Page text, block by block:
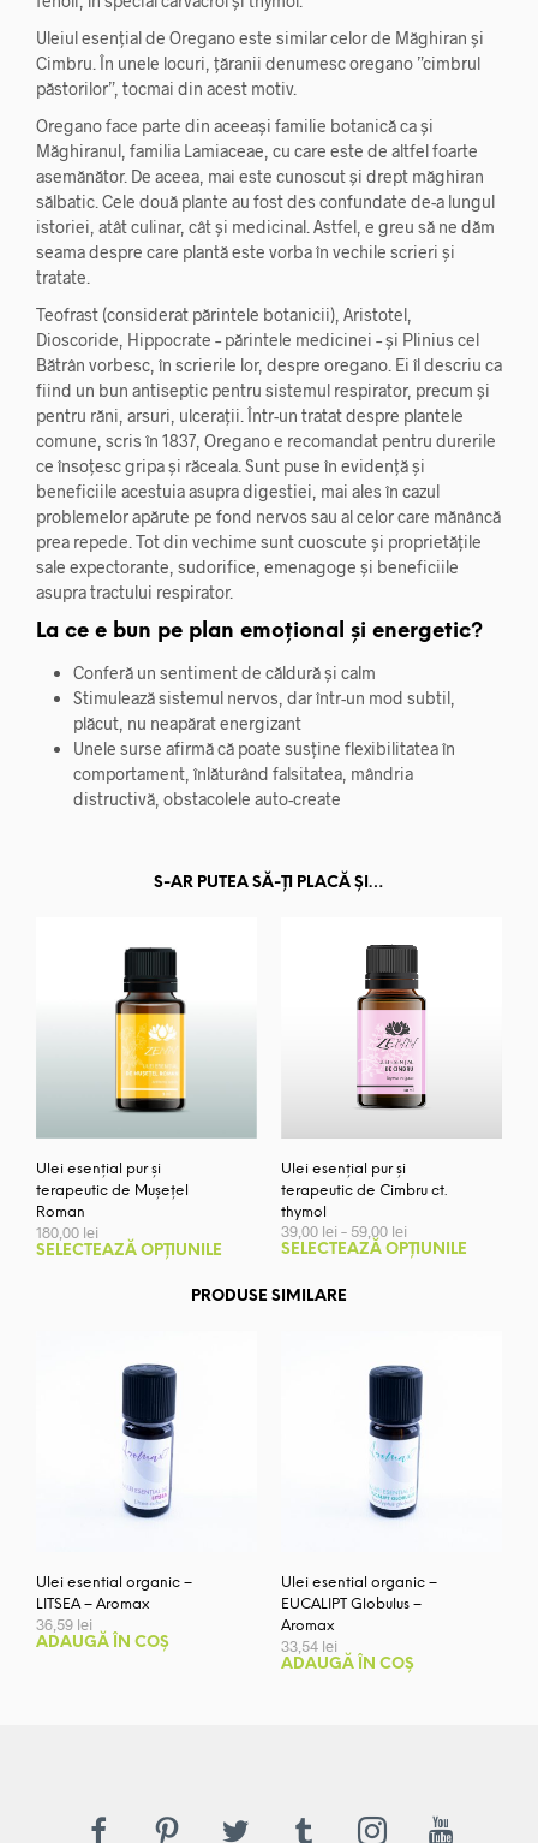
Uleiul esențial de Oregano este similar celor de Măghiran și
Cimbru. În unele locuri, țăranii denumesc oregano ”cimbrul
păstorilor”, tocmai din acest motiv.
Oregano face parte din aceeași familie botanică ca și
Măghiranul, familia Lamiaceae, cu care este de altfel foarte
asemănător. De aceea, mai este cunoscut și drept măghiran
sălbatic. Cele două plante au fost des confundate de-a lungul
istoriei, atât culinar, cât și medicinal. Astfel, e greu să ne dăm
seama despre care plantă este vorba în vechile scrieri și
tratate.
Teofrast (considerat părintele botanicii), Aristotel,
Dioscoride, Hippocrate – părintele medicinei – și Plinius cel
Bătrân vorbesc, în scrierile lor, despre oregano. Ei îl descriu ca
fiind un bun antiseptic pentru sistemul respirator, precum și
pentru răni, arsuri, ulcerații. Într-un tratat despre plantele
comune, scris în 1837, Oregano e recomandat pentru durerile
ce însoțesc gripa și răceala. Sunt puse în evidență și
beneficiile acestuia asupra digestiei, mai ales în cazul
problemelor apărute pe fond nervos sau al celor care mănâncă
prea repede. Tot din vechime sunt cuoscute și proprietățile
sale expectorante, sudorifice, emenagoge și beneficiile
asupra tractului respirator.
La ce e bun pe plan emoțional și energetic?
Conferă un sentiment de căldură și calm
Stimulează sistemul nervos, dar într-un mod subtil,
plăcut, nu neapărat energizant
Unele surse afirmă că poate susține flexibilitatea în
comportament, înlăturând falsitatea, mândria
distructivă, obstacolele auto-create
S-AR PUTEA SĂ-ȚI PLACĂ ȘI…
Ulei esențial pur și
terapeutic de Mușețel
Roman
180,00 lei
SELECTEAZĂ OPȚIUNILE
Acest
are
Ulei esențial pur și
terapeutic de Cimbru ct.
thymol
39,00 lei – 59,00 lei
de
prețuri:
SELECTEAZĂ OPȚIUNILE
PRODUSE SIMILARE
Ulei esential organic –
LITSEA – Aromax
36,59 lei
ADAUGĂ ÎN COȘ
Ulei esential organic –
EUCALIPT Globulus –
Aromax
33,54 lei
ADAUGĂ ÎN COȘ